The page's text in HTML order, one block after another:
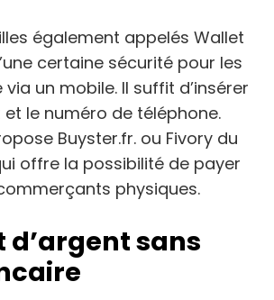
également appelés Wallet
certaine sécurité pour les
un mobile. Il suffit d’insérer
le numéro de téléphone.
Buyster.fr. ou Fivory du
offre la possibilité de payer
physiques.
sans